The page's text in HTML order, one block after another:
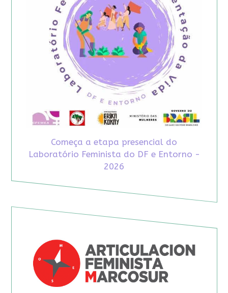
Começa a etapa presencial do
Laboratório Feminista do DF e Entorno -
2026